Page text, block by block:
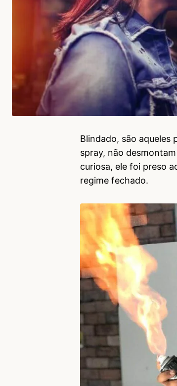
Blindado, são aqueles
spray, não
curiosa, ele foi preso
regime fechado.